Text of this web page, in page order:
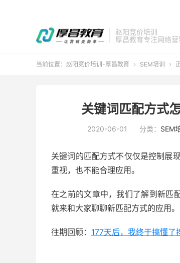
赵阳竞价培训
厚昌教育专注网络营
当前位置： 赵阳竞价培训-厚昌教育  SEM培训 
关键词匹配方式
2020-06-01 分类： SEM
关键词的匹配方式不仅仅是控制展
重视，也不能合理应用。
在之前的文章中，我们了解到新匹
就来和大家聊聊新匹配方式的应用。
往期回顾： 177天后，我终于搞懂